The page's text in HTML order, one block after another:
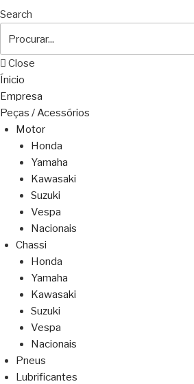
Search
Close
Ínicio
Empresa
Peças / Acessórios
Motor
Honda
Yamaha
Kawasaki
Suzuki
Vespa
Nacionais
Chassi
Honda
Yamaha
Kawasaki
Suzuki
Vespa
Nacionais
Pneus
Lubrificantes